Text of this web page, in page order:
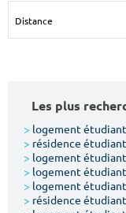
Votre date
Les plus
> logement
> résidence
> logement
> logement
> logement
> résidence